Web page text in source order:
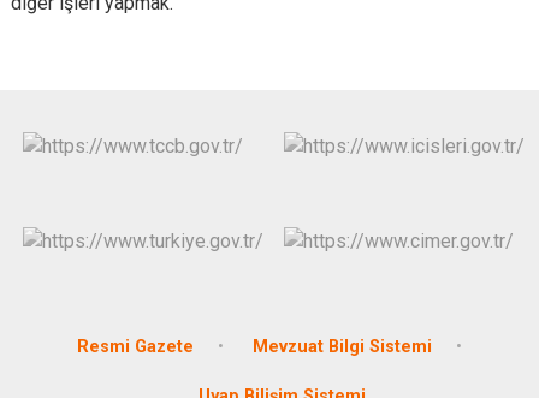
Resmi Gazete Mevzuat Bilgi Sistemi